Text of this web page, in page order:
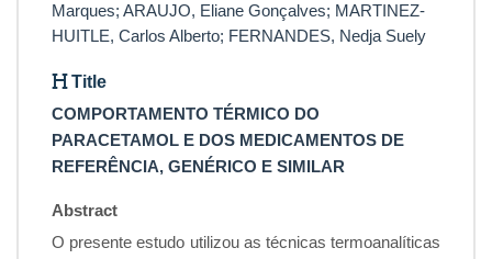
Marques; ARAUJO, Eliane Gonçalves; MARTINEZ-
HUITLE, Carlos Alberto; FERNANDES, Nedja Suely
Title
COMPORTAMENTO TÉRMICO DO
PARACETAMOL E DOS MEDICAMENTOS DE
REFERÊNCIA, GENÉRICO E SIMILAR
Abstract
O presente estudo utilizou as técnicas termoanalíticas